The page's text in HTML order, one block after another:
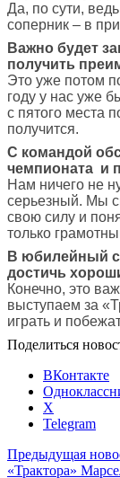
Да, по сути,
соперник – в
Важно будет
получить
Это уже потом
году у нас уже
с пятого места
получится.
С командой
чемпионата и
Нам ничего не
серьезный. Мы
свою силу и
только
В юбилейный
достичь
Конечно, это
выступаем за
играть и
Поделиться
ВКонтакте
X
Telegram
Предыдущая
«Трактора»